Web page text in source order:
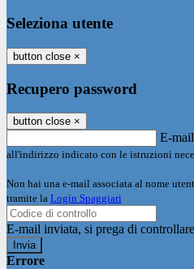
Seleziona utente
button close ×
Recupero password
button close ×
E-mail
all'indirizzo indicato con le istruzioni
Non hai una e-mail associata al nome
tramite la Login Spaggiari
E-mail inviata, si prega di
Errore